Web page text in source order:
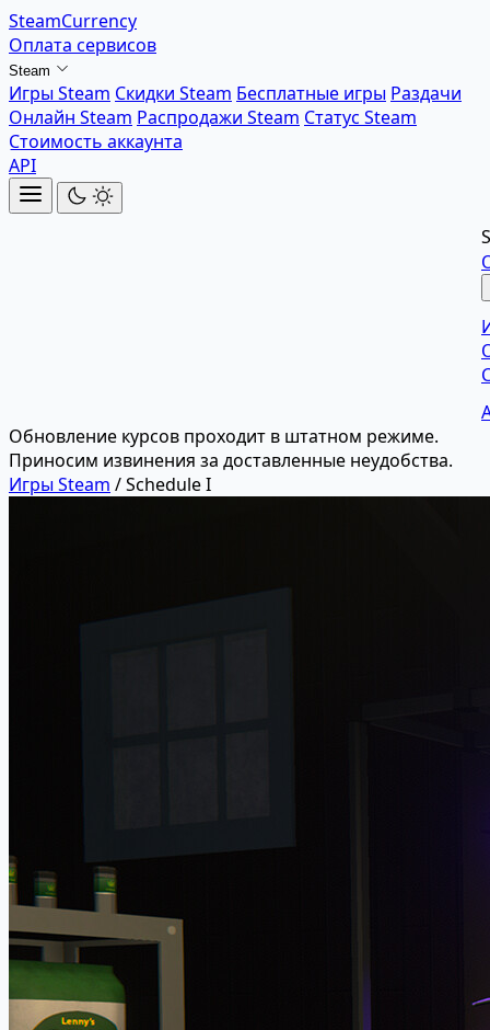
SteamCurrency
Оплата сервисов
Steam
Игры Steam Скидки Steam Бесплатные игры Раздачи
Онлайн Steam Распродажи Steam Статус Steam
Стоимость аккаунта
API
Обновление курсов проходит в штатном режиме.
Приносим извинения за доставленные неудобства.
Игры Steam /Schedule I